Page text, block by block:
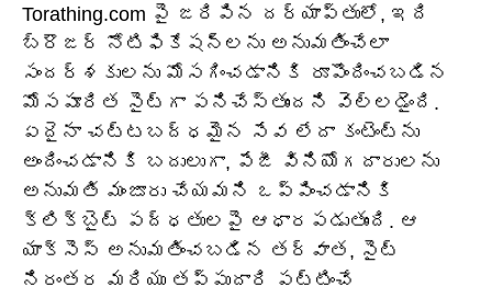
Torathing.com పై జరిపిన దర్యాప్తులో, ఇది
బ్రౌజర్ నోటిఫికేషన్‌లను అనుమతించేలా
సందర్శకులను మోసగించడానికి రూపొందించబడిన
మోసపూరిత సైట్‌గా పనిచేస్తుందని వెల్లడైంది.
ఏదైనా చట్టబద్ధమైన సేవ లేదా కంటెంట్‌ను
అందించడానికి బదులుగా, పేజీ వినియోగదారులను
అనుమతి మంజూరు చేయమని ఒప్పించడానికి
క్లిక్‌బైట్ పద్ధతులపై ఆధారపడుతుంది. ఆ
యాక్సెస్ అనుమతించబడిన తర్వాత, సైట్
నిరంతర మరియు తప్పుదారి పట్టించే